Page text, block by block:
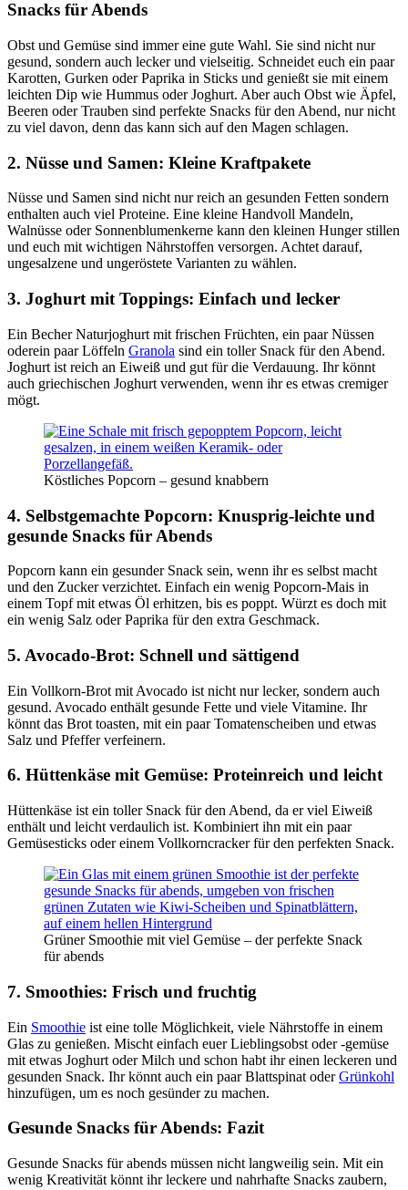
Snacks für Abends
Obst und Gemüse sind immer eine gute Wahl. Sie sind nicht nur
gesund, sondern auch lecker und vielseitig. Schneidet euch ein paar
Karotten, Gurken oder Paprika in Sticks und genießt sie mit einem
leichten Dip wie Hummus oder Joghurt. Aber auch Obst wie Äpfel,
Beeren oder Trauben sind perfekte Snacks für den Abend, nur nicht
zu viel davon, denn das kann sich auf den Magen schlagen.
2. Nüsse und Samen: Kleine Kraftpakete
Nüsse und Samen sind nicht nur reich an gesunden Fetten sondern
enthalten auch viel Proteine. Eine kleine Handvoll Mandeln,
Walnüsse oder Sonnenblumenkerne kann den kleinen Hunger stillen
und euch mit wichtigen Nährstoffen versorgen. Achtet darauf,
ungesalzene und ungeröstete Varianten zu wählen.
3. Joghurt mit Toppings: Einfach und lecker
Ein Becher Naturjoghurt mit frischen Früchten, ein paar Nüssen
oderein paar Löffeln Granola sind ein toller Snack für den Abend.
Joghurt ist reich an Eiweiß und gut für die Verdauung. Ihr könnt
auch griechischen Joghurt verwenden, wenn ihr es etwas cremiger
mögt.
Köstliches Popcorn – gesund knabbern
4. Selbstgemachte Popcorn: Knusprig-leichte und
gesunde Snacks für Abends
Popcorn kann ein gesunder Snack sein, wenn ihr es selbst macht
und den Zucker verzichtet. Einfach ein wenig Popcorn-Mais in
einem Topf mit etwas Öl erhitzen, bis es poppt. Würzt es doch mit
ein wenig Salz oder Paprika für den extra Geschmack.
5. Avocado-Brot: Schnell und sättigend
Ein Vollkorn-Brot mit Avocado ist nicht nur lecker, sondern auch
gesund. Avocado enthält gesunde Fette und viele Vitamine. Ihr
könnt das Brot toasten, mit ein paar Tomatenscheiben und etwas
Salz und Pfeffer verfeinern.
6. Hüttenkäse mit Gemüse: Proteinreich und leicht
Hüttenkäse ist ein toller Snack für den Abend, da er viel Eiweiß
enthält und leicht verdaulich ist. Kombiniert ihn mit ein paar
Gemüsesticks oder einem Vollkorncracker für den perfekten Snack.
Grüner Smoothie mit viel Gemüse – der perfekte Snack
für abends
7. Smoothies: Frisch und fruchtig
Ein Smoothie ist eine tolle Möglichkeit, viele Nährstoffe in einem
Glas zu genießen. Mischt einfach euer Lieblingsobst oder -gemüse
mit etwas Joghurt oder Milch und schon habt ihr einen leckeren und
gesunden Snack. Ihr könnt auch ein paar Blattspinat oderGrünkohl
hinzufügen, um es noch gesünder zu machen.
Gesunde Snacks für Abends: Fazit
Gesunde Snacks für abends müssen nicht langweilig sein. Mit ein
wenig Kreativität könnt ihr leckere und nahrhafte Snacks zaubern,